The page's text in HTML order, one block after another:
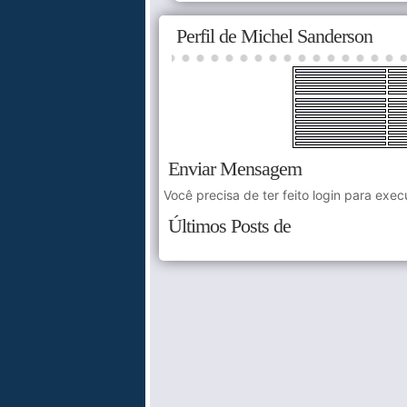
Perfil de Michel Sanderson
Enviar Mensagem
Você precisa de ter feito login para
Últimos Posts de